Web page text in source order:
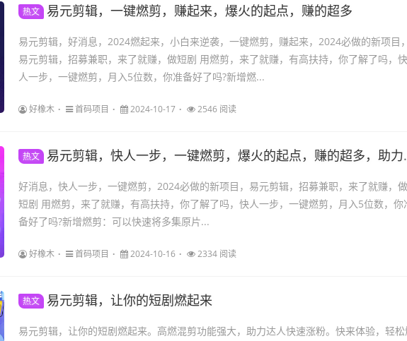
热文 易元剪辑，一键燃剪，赚起来，爆火的起点，赚的超多
易元剪辑，好消息，2024燃起来，小白来逆袭，一键燃剪，赚起来，2024必做的新项目
易元剪辑，招募兼职，来了就赚，做短剧 用燃剪，来了就赚，有高扶持，你了解了吗，快
人一步，一键燃剪，月入5位数，你准备好了吗?新增燃...
好橡木 首码项目 2024-10-17 2546 阅读
热文 易元剪辑，快人一步，一键燃剪，爆火的起点，赚的超多，助力小白逆袭
好消息，快人一步，一键燃剪，2024必做的新项目，易元剪辑，招募兼职，来了就赚，做
短剧 用燃剪，来了就赚，有高扶持，你了解了吗，快人一步，一键燃剪，月入5位数，你
备好了吗?新增燃剪：可以快速将多集原片...
好橡木 首码项目 2024-10-16 2334 阅读
热文 易元剪辑，让你的短剧燃起来
易元剪辑，让你的短剧燃起来。高燃混剪功能强大，助力达人快速涨粉。快来体验，轻